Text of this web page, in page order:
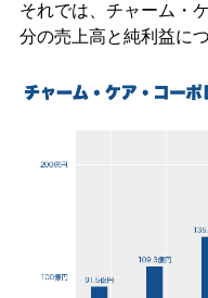
それでは、チャーム・
分の売上高と純利益に